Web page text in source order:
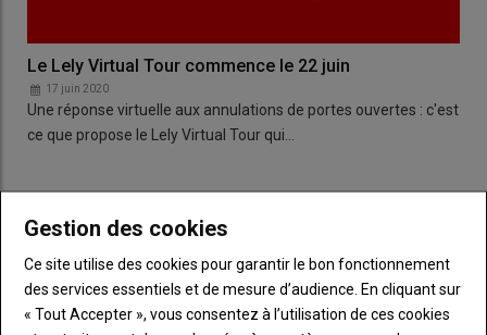
Le Lely Virtual Tour commence le 22 juin
17 juin 2020
Une réponse virtuelle aux annulations de portes ouvertes : c'est
ce que propose le Lely Virtual Tour qui…
LES PLUS LUS
L'élite du tracto-cross s'invite à Terre en Fête
Gestion des cookies
Ce site utilise des cookies pour garantir le bon fonctionnement
des services essentiels et de mesure d’audience. En cliquant sur
« Tout Accepter », vous consentez à l’utilisation de ces cookies